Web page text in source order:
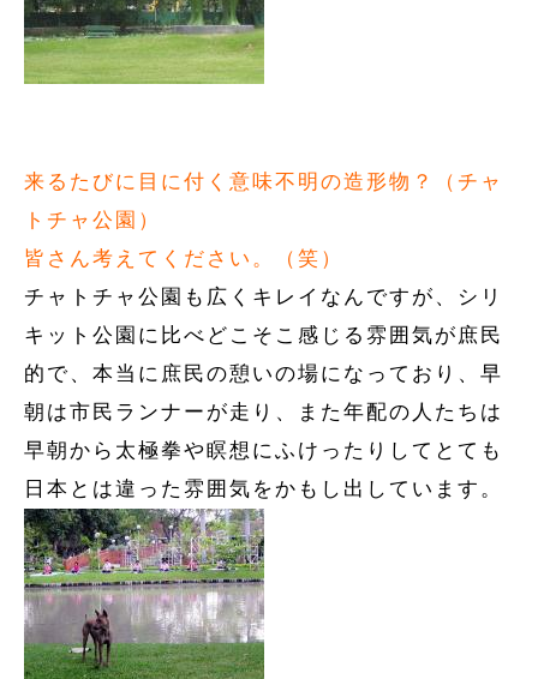
来るたびに目に付く意味不明の造形物？（チャ
トチャ公園）
皆さん考えてください。（笑）
チャトチャ公園も広くキレイなんですが、シリ
キット公園に比べどこそこ感じる雰囲気が庶民
的で、本当に庶民の憩いの場になっており、早
朝は市民ランナーが走り、また年配の人たちは
早朝から太極拳や瞑想にふけったりしてとても
日本とは違った雰囲気をかもし出しています。